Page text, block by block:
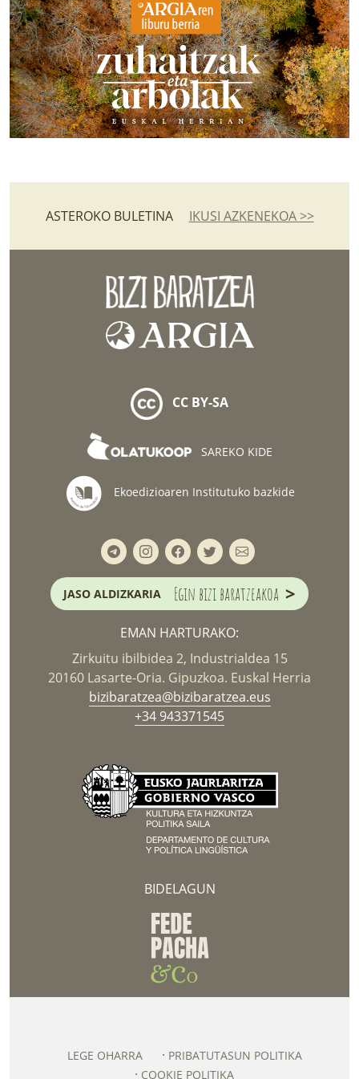
ASTEROKO BULETINA IKUSI AZKENEKOA >>
CC BY-SA
SAREKO KIDE
Ekoedizioaren Institutuko bazkide
JASO ALDIZKARIA Egin bizi baratzeakoa >
EMAN HARTURAKO:
Zirkuitu ibilbidea 2, Industrialdea 15
20160 Lasarte-Oria. Gipuzkoa. Euskal Herria
bizibaratzea@bizibaratzea.eus
+34 943371545
BIDELAGUN
LEGE OHARRA
PRIBATUTASUN POLITIKA
COOKIE POLITIKA